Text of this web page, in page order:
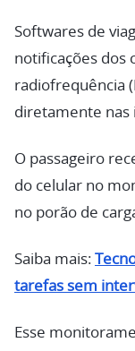
Softwares de
notificações dos
radiofrequência
diretamente nas
O passageiro
do celular no
no porão de
Saiba mais:
tarefas sem
Esse